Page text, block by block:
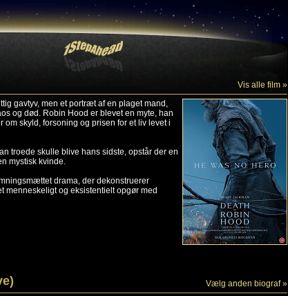
Vis alle film »
gavtyv, men et portræt af en plaget mand,
og død. Robin Hood er blevet en myte, han
skyld, forsoning og prisen for et liv levet i
troede skulle blive hans sidste, opstår der en
mystisk kvinde.
drama, der dekonstruerer
menneskeligt og eksistentielt opgør med
Vælg anden biograf »